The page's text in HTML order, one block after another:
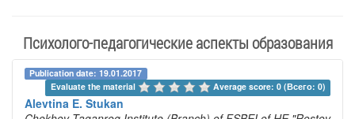
Психолого-педагогические аспекты образования
Publication date: 19.01.2017
Evaluate the material
Average score: 0 (Всего: 0)
Alevtina E. Stukan